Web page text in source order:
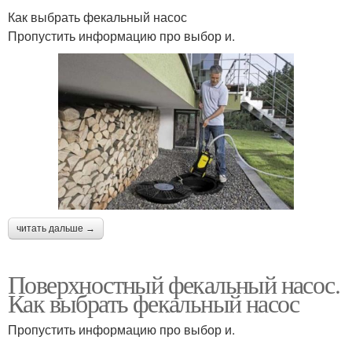
Как выбрать фекальный насос
Пропустить информацию про выбор и.
читать дальше →
Поверхностный фекальный насос.
Как выбрать фекальный насос
Пропустить информацию про выбор и.